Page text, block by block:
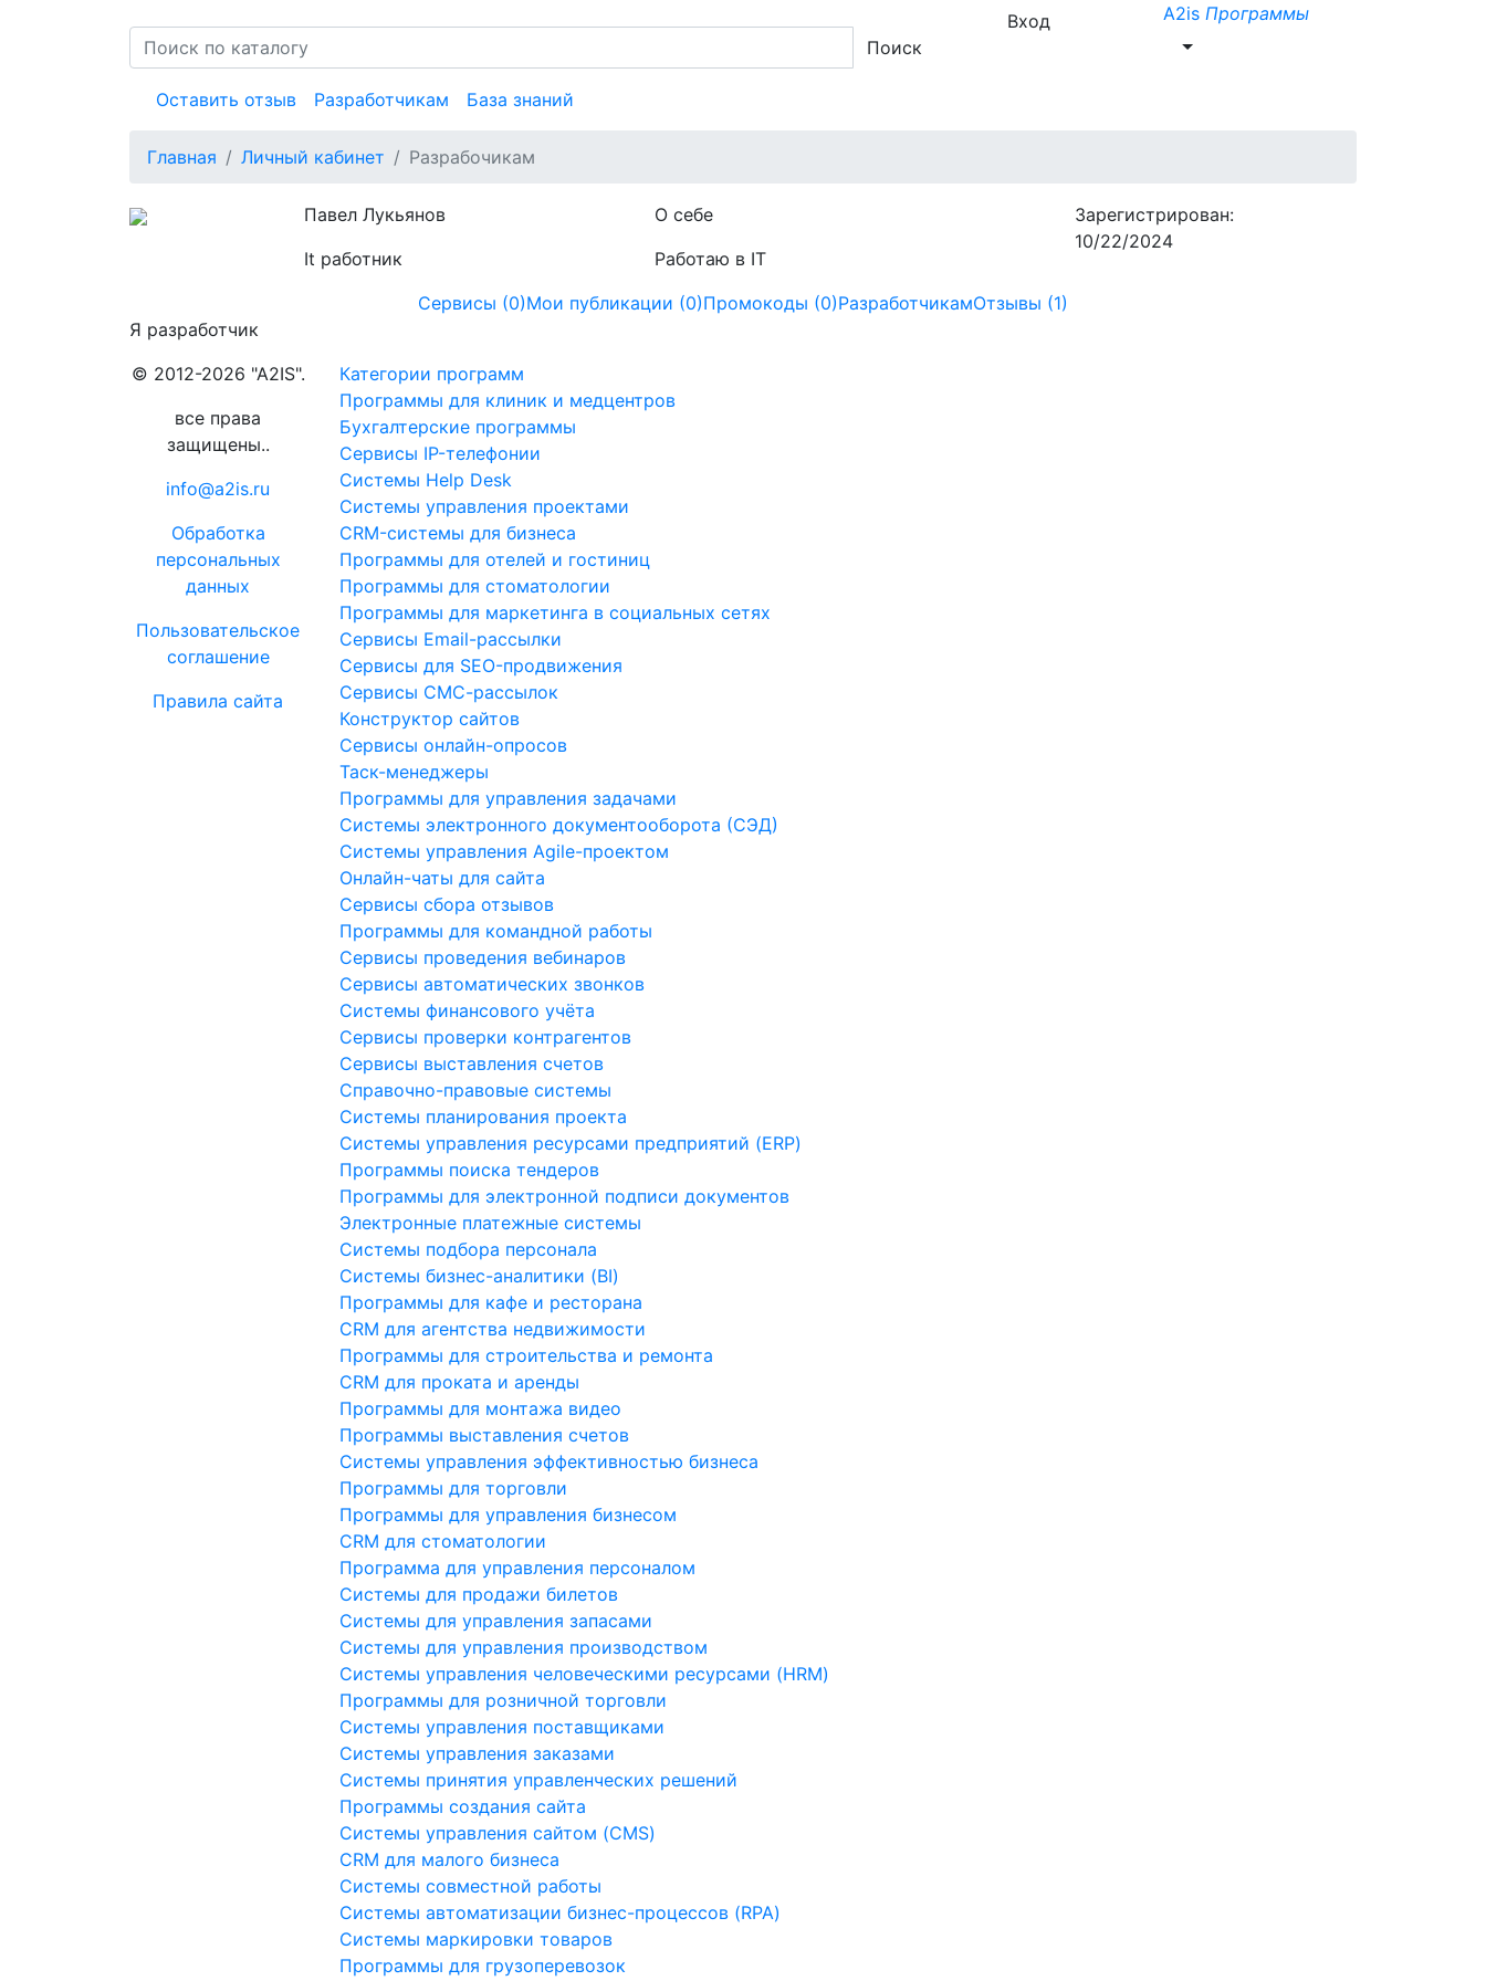
A2is Программы
Оставить отзыв Разработчикам База знаний
Поиск
Вход
Главная Личный кабинет Разрабочикам
Павел Лукьянов
It работник
О себе
Работаю в IT
Зарегистрирован:
10/22/2024
Сервисы (0)Мои публикации (0)Промокоды (0)РазработчикамОтзывы (1)
Я разработчик
© 2012-2026 "A2IS".
все права
защищены..
info@a2is.ru
Обработка
персональных
данных
Пользовательское
соглашение
Правила сайта
Категории программ
Программы для клиник и медцентров
Бухгалтерские программы
Сервисы IP-телефонии
Системы Help Desk
Системы управления проектами
CRM-системы для бизнеса
Программы для отелей и гостиниц
Программы для стоматологии
Программы для маркетинга в социальных сетях
Сервисы Email-рассылки
Сервисы для SEO-продвижения
Сервисы СМС-рассылок
Конструктор сайтов
Сервисы онлайн-опросов
Таск-менеджеры
Программы для управления задачами
Системы электронного документооборота (СЭД)
Системы управления Agile-проектом
Онлайн-чаты для сайта
Сервисы сбора отзывов
Программы для командной работы
Сервисы проведения вебинаров
Сервисы автоматических звонков
Системы финансового учёта
Сервисы проверки контрагентов
Сервисы выставления счетов
Справочно-правовые системы
Системы планирования проекта
Системы управления ресурсами предприятий (ERP)
Программы поиска тендеров
Программы для электронной подписи документов
Электронные платежные системы
Системы подбора персонала
Системы бизнес-аналитики (BI)
Программы для кафе и ресторана
CRM для агентства недвижимости
Программы для строительства и ремонта
CRM для проката и аренды
Программы для монтажа видео
Программы выставления счетов
Системы управления эффективностью бизнеса
Программы для торговли
Программы для управления бизнесом
CRM для стоматологии
Программа для управления персоналом
Системы для продажи билетов
Системы для управления запасами
Системы для управления производством
Системы управления человеческими ресурсами (HRM)
Программы для розничной торговли
Системы управления поставщиками
Системы управления заказами
Системы принятия управленческих решений
Программы создания сайта
Системы управления сайтом (CMS)
CRM для малого бизнеса
Системы совместной работы
Системы автоматизации бизнес-процессов (RPA)
Системы маркировки товаров
Программы для грузоперевозок